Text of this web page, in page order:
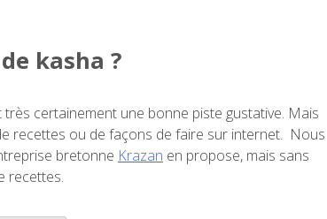
kasha ?
certainement une bonne piste gustative. Mais
recettes ou de façons de faire sur internet. Nous
bretonne Krazan en propose, mais sans
recettes.